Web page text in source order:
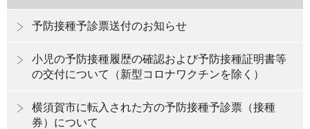
予防接種予診票送付のお知らせ
小児の予防接種履歴の確認および予防接種証明書等
の交付について（新型コロナワクチンを除く）
横須賀市に転入された方の予防接種予診票（接種
券）について